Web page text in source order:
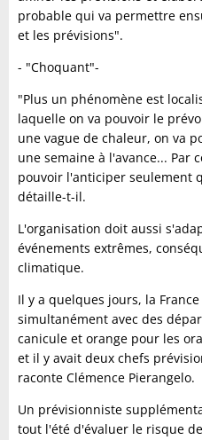
probable qui va permettre
et les prévisions".
- "Choquant"-
"Plus un phénomène est
laquelle on va pouvoir le
une vague de chaleur, on va
une semaine à l'avance... Par
pouvoir l'anticiper seulement
détaille-t-il.
L'organisation doit aussi
événements extrêmes,
climatique.
Il y a quelques jours, la
simultanément avec des
canicule et orange pour les
et il y avait deux chefs
raconte Clémence Pierangelo.
Un prévisionniste
tout l'été d'évaluer le risque